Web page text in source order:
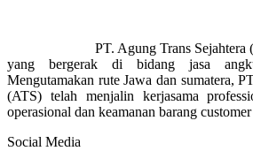
PT. Agung Trans Sejahtera
yang bergerak di bidang jasa
Mengutamakan rute Jawa dan sumatera,
(ATS) telah menjalin kerjasama
operasional dan keamanan barang
Social Media